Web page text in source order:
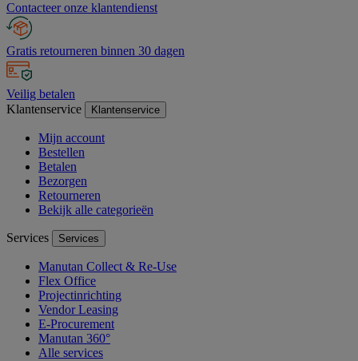
Contacteer onze klantendienst
Gratis retourneren binnen 30 dagen
Veilig betalen
Klantenservice
Klantenservice
Mijn account
Bestellen
Betalen
Bezorgen
Retourneren
Bekijk alle categorieën
Services Services
Manutan Collect & Re-Use
Flex Office
Projectinrichting
Vendor Leasing
E-Procurement
Manutan 360°
Alle services